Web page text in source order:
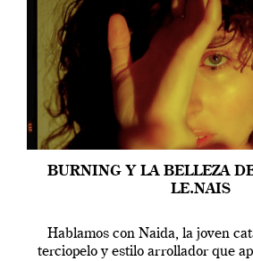
BURNING Y LA BELLEZA
LE.NAIS
Hablamos con Naida, la joven
terciopelo y estilo arrollador que